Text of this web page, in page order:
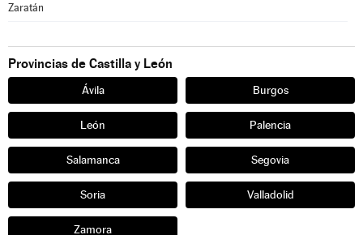
Zaratán
Provincias de Castilla y León
Ávila Burgos
León Palencia
Salamanca Segovia
Soria Valladolid
Zamora